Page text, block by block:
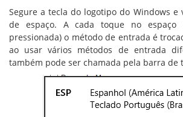
Segure a tecla do logotipo do Windows e
de espaço. A cada toque no espaço
pressionada) o método de entrada é
ao usar vários métodos de entrada
também pode ser chamada pela barra de